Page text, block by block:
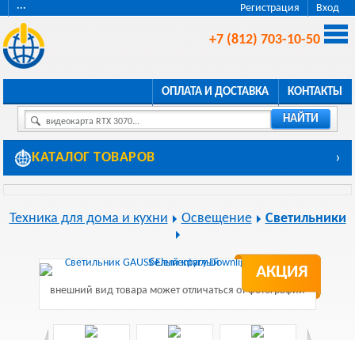
Регистрация Вход
···
+7 (812) 703-10-50
ОПЛАТА И ДОСТАВКА КОНТАКТЫ
видеокарта RTX 3070... НАЙТИ
КАТАЛОГ ТОВАРОВ ›
Техника для дома и кухни Освещение Светильники
АКЦИЯ
внешний вид товара может отличаться от фотографии